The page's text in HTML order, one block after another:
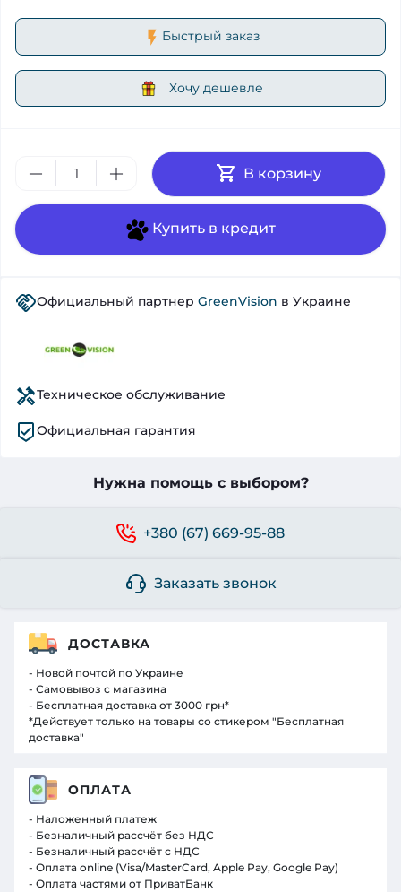
Быстрый заказ
Хочу дешевле
В корзину
Купить в кредит
Официальный партнер GreenVision в Украине
Техническое обслуживание
Официальная гарантия
Нужна помощь с выбором?
+380 (67) 669-95-88
Заказать звонок
ДОСТАВКА
- Новой почтой по Украине
- Самовывоз с магазина
- Бесплатная доставка от 3000 грн*
*Действует только на товары со стикером "Бесплатная
доставка"
ОПЛАТА
- Наложенный платеж
- Безналичный рассчёт без НДС
- Безналичный рассчёт с НДС
- Оплата online (Visa/MasterCard, Apple Pay, Google Pay)
- Оплата частями от ПриватБанк